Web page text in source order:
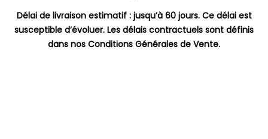
Délai de livraison estimatif : jusqu’à 60 jours. Ce délai est
susceptible d’évoluer. Les délais contractuels sont définis
dans nos Conditions Générales de Vente.